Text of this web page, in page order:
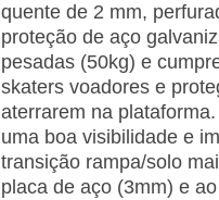
quente de 2 mm,
proteção de aço
pesadas (50kg) e
skaters voadores e
aterrarem na
uma boa visibilidade e
transição rampa/solo
placa de aço (3mm) e